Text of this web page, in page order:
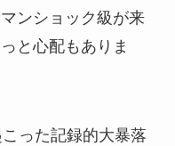
ンショック級が来
と心配もありま
った記録的大暴落